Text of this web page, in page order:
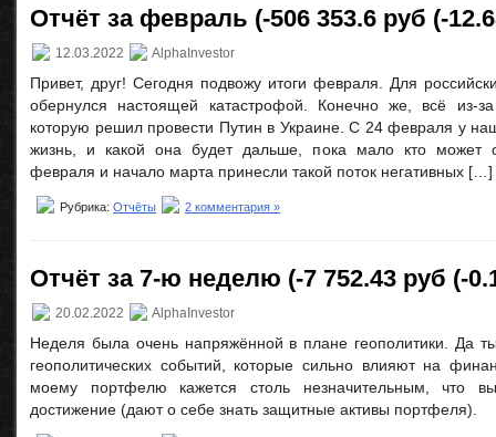
Отчёт за февраль (-506 353.6 руб (-
12.03.2022 AlphaInvestor
Привет, друг! Сегодня подвожу итоги февраля. Для
обернулся настоящей катастрофой. Конечно же, всё из-
которую решил провести Путин в Украине. С 24 февраля у
жизнь, и какой она будет дальше, пока мало кто может
февраля и начало марта принесли такой поток негативных […]
Рубрика: Отчёты 2 комментария »
Отчёт за 7-ю неделю (-7 752.43 руб (-
20.02.2022 AlphaInvestor
Неделя была очень напряжённой в плане геополитики. Да
геополитических событий, которые сильно влияют на
моему портфелю кажется столь незначительным, что
достижение (дают о себе знать защитные активы портфеля).